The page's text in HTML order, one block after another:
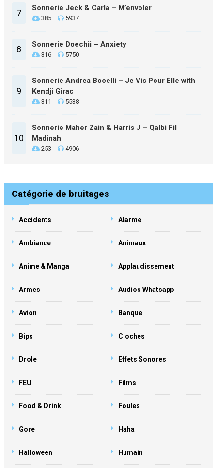
7 Sonnerie Jeck & Carla – M’envoler
385 5937
8 Sonnerie Doechii – Anxiety
316 5750
9
Sonnerie Andrea Bocelli – Je Vis Pour Elle with
Kendji Girac
311 5538
10
Sonnerie Maher Zain & Harris J – Qalbi Fil
Madinah
253 4906
Catégorie de bruitages
Accidents Alarme
Ambiance Animaux
Anime & Manga Applaudissement
Armes Audios Whatsapp
Avion Banque
Bips Cloches
Drole Effets Sonores
FEU Films
Food & Drink Foules
Gore Haha
Halloween Humain